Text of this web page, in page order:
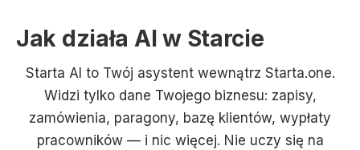
Jak działa AI w Starcie
Starta AI to Twój asystent wewnątrz Starta.one.
Widzi tylko dane Twojego biznesu: zapisy,
zamówienia, paragony, bazę klientów, wypłaty
pracowników — i nic więcej. Nie uczy się na